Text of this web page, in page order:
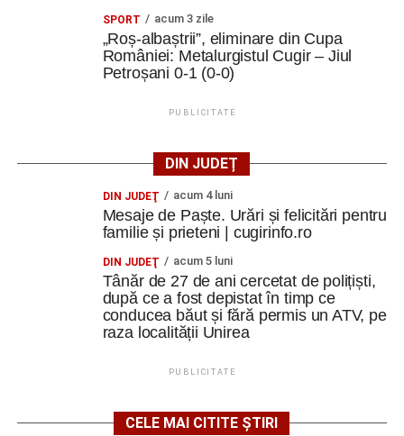
franceza, italiana și spaniola.
„Am descoperit încă o dată că limbile străine nu sunt doar
limbă, un zâmbet sau o glumă sunt suficiente pentru a
Finalul unei experiențe care continuă
Ultima zi a fost dedicată Youthpass, evaluării finale,
oportunităților Erasmus+ și diseminării.
„Am discutat despre ceea ce am învățat, despre cum
putem valorifica experiența și, mai ales, despre
Un rezultat concret al proiectului va fi o broșură
SPORT acum 3 zile
„Roș-albaștrii”, eliminare din Cupa
României: Metalurgistul Cugir – Jiul
Petroșani 0-1 (0-0)
PUBLICITATE
DIN JUDEȚ
DIN JUDEŢ acum 4 luni
Mesaje de Paște. Urări și felicitări pentru
familie și prieteni | cugirinfo.ro
DIN JUDEŢ acum 5 luni
Tânăr de 27 de ani cercetat de polițiști,
după ce a fost depistat în timp ce
conducea băut și fără permis un ATV, pe
raza localității Unirea
PUBLICITATE
CELE MAI CITITE ȘTIRI